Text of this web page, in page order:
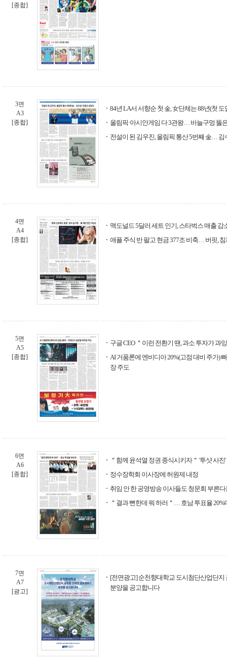
[종합]
3면
A3
[종합]
84년 LA서 서향순 첫 金, 女단체는 88년(첫 도
올림픽·아시안게임 다 3관왕… 바늘구멍 뚫
전설이 된 김우진, 올림픽 통산 5번째 金… 김
4면
A4
[종합]
맥도널드 5달러 세트 인기, 스타벅스 매출
애플 주식 반 팔고 현금 377조 비축… 버핏, 침
5면
A5
[종합]
구글 CEO ＂이런 전환기 땐, 과소 투자가 과
AI 거품론에 엔비디아 20%(고점 대비 주가)
장 주도
6면
A6
[종합]
＂함께 윤석열 정권 종식시키자＂ '투샷 사진
정수장학회 이사장에 허원제 내정
취임 안 한 공영방송 이사들도 청문회 부른다
＂결과 뻔한데 뭐 하러＂… 호남 투표율 20%
7면
A7
[광고]
[전면광고] 순천향대학교 도시첨단산업단지
분양을 공고합니다